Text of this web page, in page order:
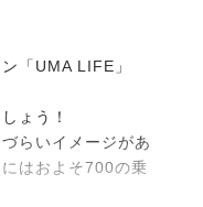
「UMA LIFE」
ょう！
らいイメージがあ
はおよそ700の乗